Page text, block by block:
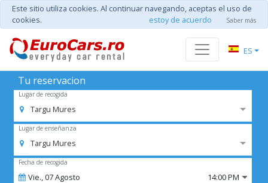
Este sitio utiliza cookies. Al continuar navegando, aceptas el uso de
cookies.
estoy de acuerdo Saber más
ES
Tu reservacion
Lugar de recogida
Targu Mures
Lugar de enseñanza
Targu Mures
Fecha de recogida
Vie.,07Agosto 14:00 PM